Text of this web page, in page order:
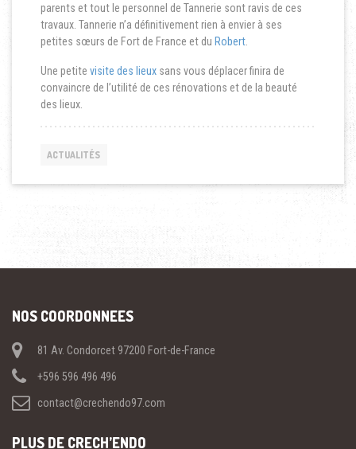
parents et tout le personnel de Tannerie sont ravis de ces
travaux. Tannerie n’a définitivement rien à envier à ses
petites sœurs de Fort de France et du Robert.
Une petite visite des lieux sans vous déplacer finira de
convaincre de l’utilité de ces rénovations et de la beauté
des lieux.
ACTUALITÉS
NOS COORDONNEES
81 Av. Condorcet 97200 Fort-de-France
+596 596 496 496
contact@crechendo97.com
PLUS DE CRECH’ENDO